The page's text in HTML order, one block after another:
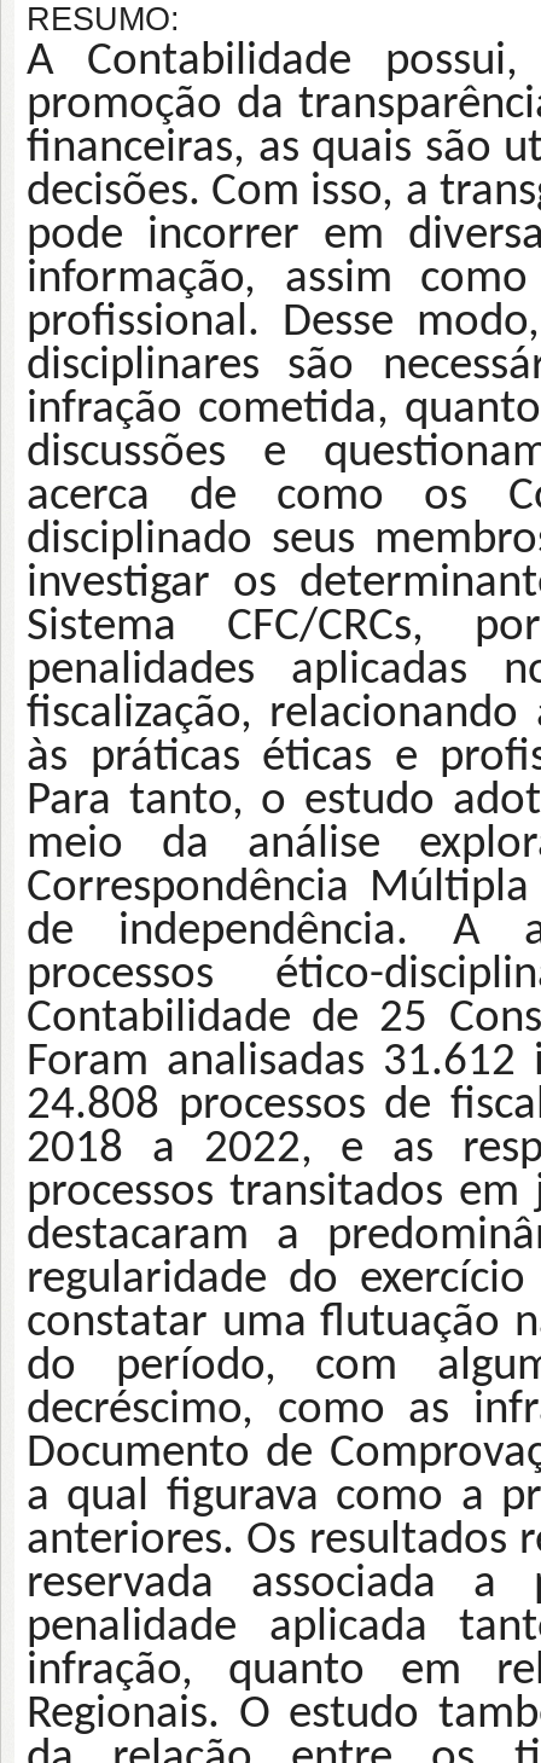
RESUMO:
A Contabilidade
promoção da
financeiras, as quais são
decisões. Com isso, a
pode incorrer em
informação, assim
profissional. Desse
disciplinares são
infração cometida,
discussões e
acerca de como os
disciplinado seus
investigar os
Sistema CFC/CRCs,
penalidades aplicadas
fiscalização, relacionando
às práticas éticas e
Para tanto, o estudo
meio da análise
Correspondência
de independência. A
processos ético-
Contabilidade de 25
Foram analisadas 31.612
24.808 processos de
2018 a 2022, e as
processos transitados
destacaram a
regularidade do
constatar uma flutuação
do período, com
decréscimo, como as
Documento de
a qual figurava como a
anteriores. Os resultados
reservada associada
penalidade aplicada
infração, quanto em
Regionais. O estudo